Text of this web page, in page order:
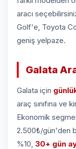
aracı
Golf'e, Toyota
geniş yelpaze.
Galata
Galata için
araç sınıfına ve
Ekonomik
2.500₺/gün'den
%10, 30+ gün